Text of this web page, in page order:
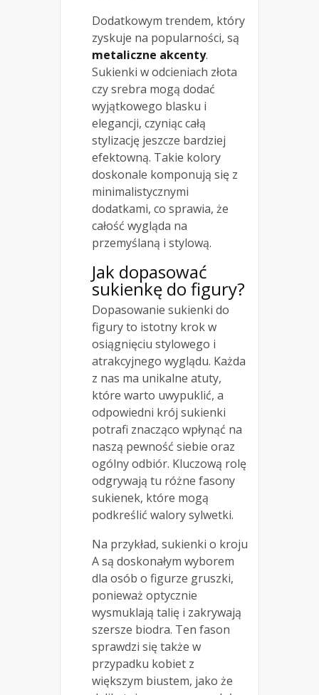
Dodatkowym trendem, który
zyskuje na popularności, są
metaliczne akcenty.
Sukienki w odcieniach złota
czy srebra mogą dodać
wyjątkowego blasku i
elegancji, czyniąc całą
stylizację jeszcze bardziej
efektowną. Takie kolory
doskonale komponują się z
minimalistycznymi
dodatkami, co sprawia, że
całość wygląda na
przemyślaną i stylową.
Jak dopasować
sukienkę do figury?
Dopasowanie sukienki do
figury to istotny krok w
osiągnięciu stylowego i
atrakcyjnego wyglądu. Każda
z nas ma unikalne atuty,
które warto uwypuklić, a
odpowiedni krój sukienki
potrafi znacząco wpłynąć na
naszą pewność siebie oraz
ogólny odbiór. Kluczową rolę
odgrywają tu różne fasony
sukienek, które mogą
podkreślić walory sylwetki.
Na przykład, sukienki o kroju
A są doskonałym wyborem
dla osób o figurze gruszki,
ponieważ optycznie
wysmuklają talię i zakrywają
szersze biodra. Ten fason
sprawdzi się także w
przypadku kobiet z
większym biustem, jako że